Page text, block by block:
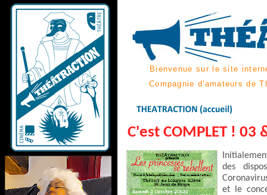
Bienvenue sur le site
Compagnie d'amateurs de
métrage, atelier pour comédien & acteur
C'est COMPLET !
des
et le